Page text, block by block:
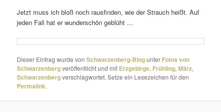
Jetzt muss ich bloß noch raus­finden, wie der Strauch heißt. Auf
jeden Fall hat er wunder­schön geblüht …
Dieser Eintrag wurde vonSchwarzenberg-Blogunter Fotos von
Schwarzenbergveröffentlicht und mit Erzgebirge, Frühling,März,
Schwarzenbergverschlagwortet. Setze ein Lesezeichen für den
Permalink.